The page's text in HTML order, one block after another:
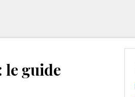
le guide